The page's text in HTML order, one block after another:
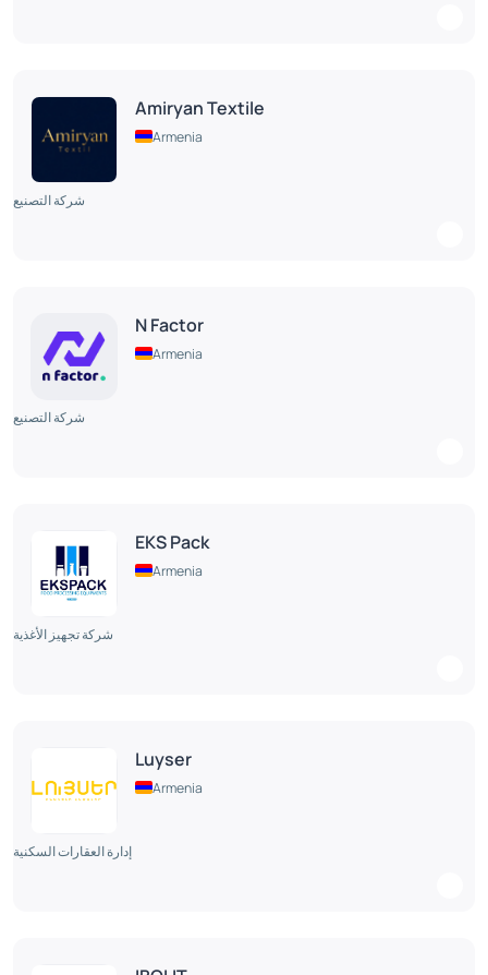
Amiryan Textile
Armenia
شركة التصنيع
N Factor
Armenia
شركة التصنيع
EKS Pack
Armenia
شركة تجهيز الأغذية
Luyser
Armenia
إدارة العقارات السكنية